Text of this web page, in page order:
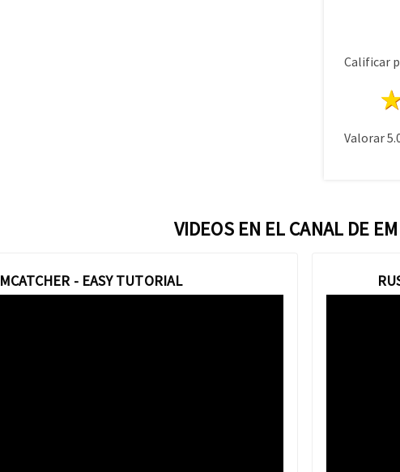
Calificar
Valorar
VIDEOS EN EL CANAL DE
- EASY TUTORIAL